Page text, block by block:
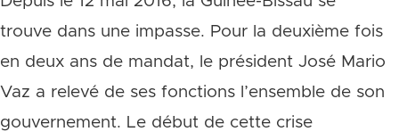
trouve dans une impasse. Pour la deuxième fois
en deux ans de mandat, le président José Mario
Vaz a relevé de ses fonctions l’ensemble de son
gouvernement. Le début de cette crise